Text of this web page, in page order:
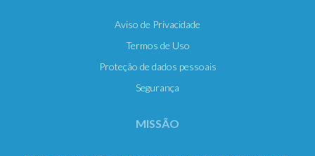
Aviso de Privacidade
Termos de Uso
Proteção de dados pessoais
Segurança
MISSÃO